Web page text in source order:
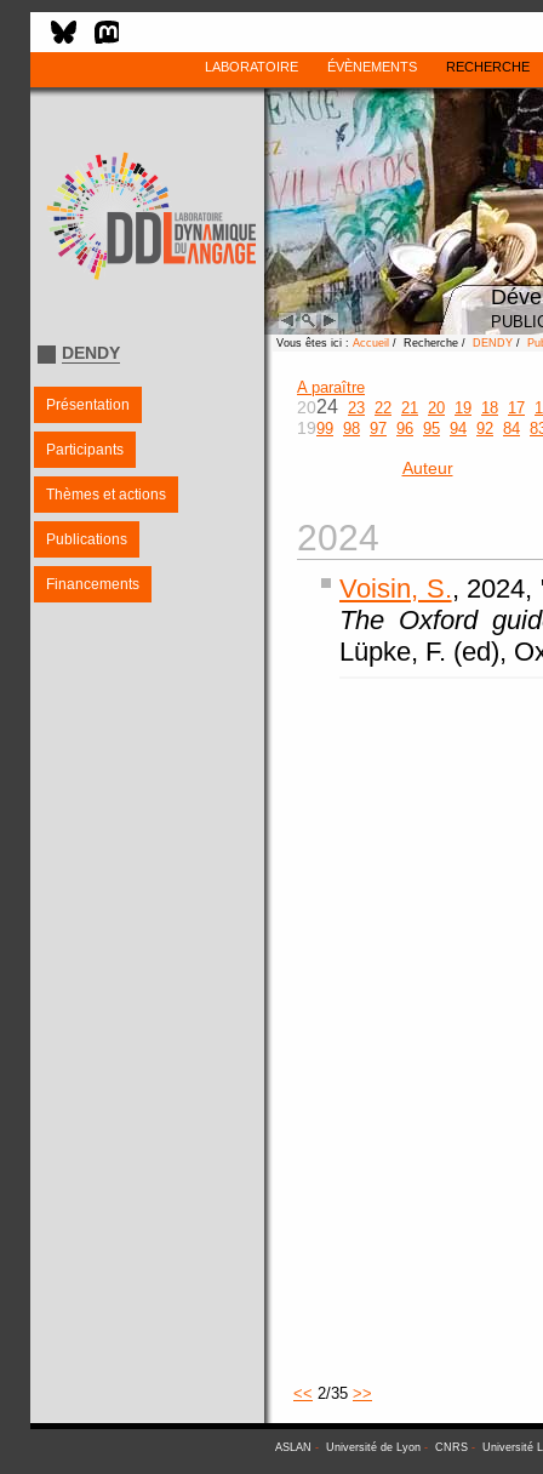
LABORATOIRE ÉVÈNEMENTS RECHERCHE
DENDY
Présentation
Participants
Thèmes et actions
Publications
Financements
Vous êtes ici : Accueil / Recherche / DENDY /
A paraître
2024 23 22 21 20 19 18 17
1999 98 97 96 95 94 92 84
Auteur
2024
Voisin, S., 2024,
The Oxford
Lüpke, F. (ed),
<< 2/35 >>
ASLAN - Université de Lyon- CNRS- Université